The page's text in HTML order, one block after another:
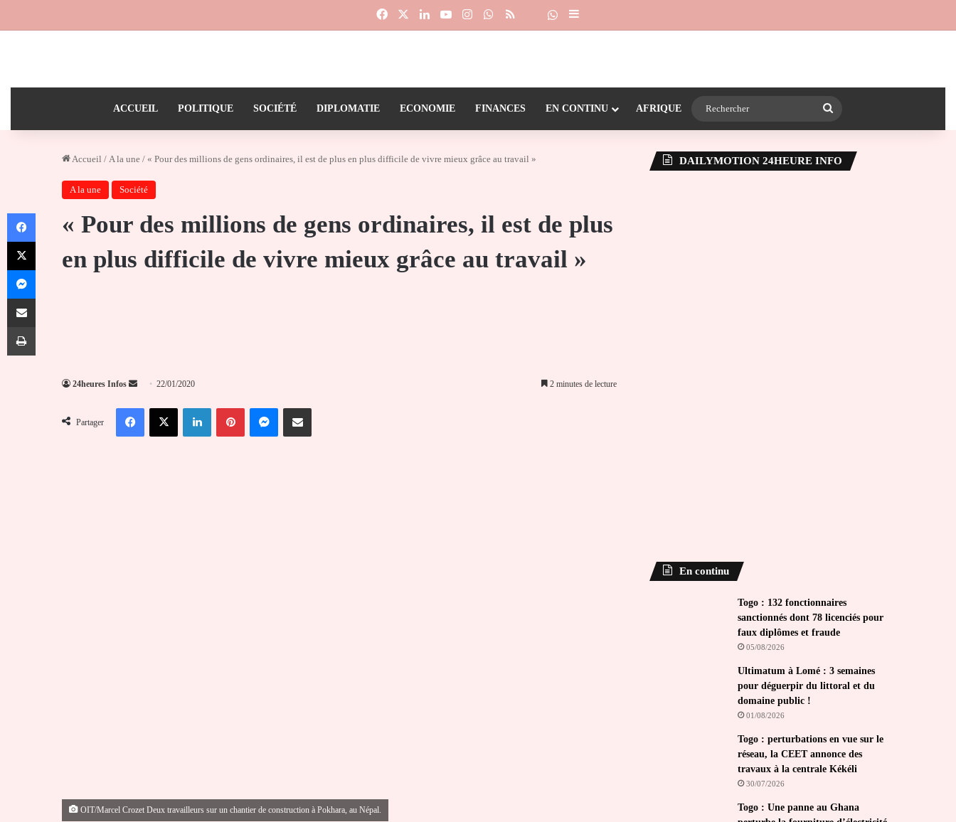
FacebookLinkedinYouTubeInstagramWhatsApp
RSS Dailymotion
Suivre la chaîne 24heureinfo sur WhatsApp
Sidebar (barre latérale)
ACCUEIL POLITIQUE SOCIÉTÉ DIPLOMATIE ECONOMIE FINANCES EN CONTINU AFRIQUE
Accueil / A la une / « Pour des millions de gens ordinaires, il est de plus en plus difficile de vivre mieux grâce au travail »
A la une Société
« Pour des millions de gens ordinaires, il est de plus
en plus difficile de vivre mieux grâce au travail »
24heures Infos
Envoyer
courriel
22/01/2020 2 minutes de lecture
Partager
FacebookX LinkedinPinterestMessengerPartager par email
OIT/Marcel Crozet Deux travailleurs sur un chantier de construction à Pokhara, au Népal.
DAILYMOTION 24HEURE INFO
En continu
Togo : 132 fonctionnaires
sanctionnés dont 78 licenciés pour
faux diplômes et fraude
05/08/2026
Ultimatum à Lomé : 3 semaines
pour déguerpir du littoral et du
domaine public !
01/08/2026
Togo : perturbations en vue sur le
réseau, la CEET annonce des
travaux à la centrale Kékéli
30/07/2026
Togo : Une panne au Ghana
Facebook
X
Messenger
Partager par email